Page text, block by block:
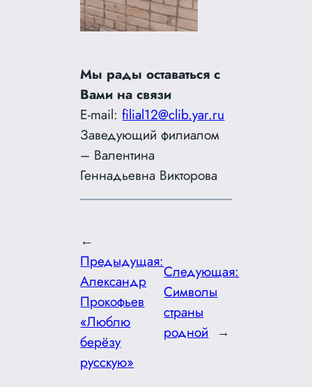
Мы рады оставаться с
Вами на связи
E-mail:filial12@clib.yar.ru
Заведующий филиалом
– Валентина
Геннадьевна Викторова
←
Предыдущая:
Александр
Прокофьев
«Люблю
берёзу
русскую»
Следующая:
Символы
страны
родной →